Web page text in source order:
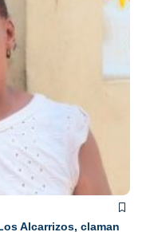
Alcarrizos, claman